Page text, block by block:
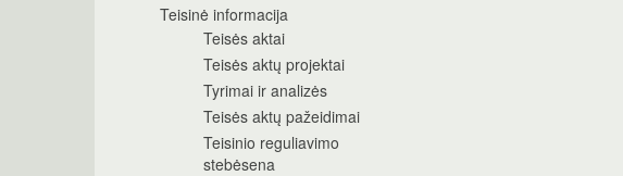
Teisinė informacija
Teisės aktai
Teisės aktų projektai
Tyrimai ir analizės
Teisės aktų pažeidimai
Teisinio reguliavimo
stebėsena